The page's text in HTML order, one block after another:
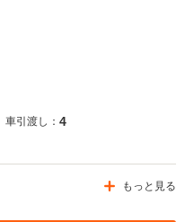
車引渡し： 4
もっと見る